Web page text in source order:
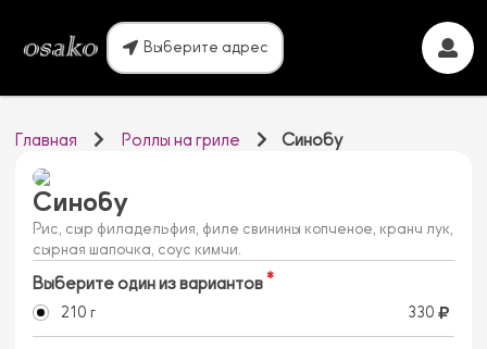
Выберите адрес
Главная Роллы на гриле Синобу
Синобу
Рис, сыр филадельфия, филе свинины копченое, кранч лук,
сырная шапочка, соус кимчи.
Выберите один из вариантов
210 г 330